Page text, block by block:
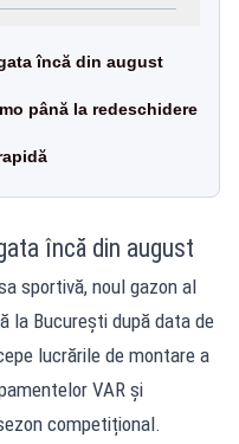
încă din august
până la redeschidere
încă din august
sportivă, noul gazon al
la București după data de
lucrările de montare a
VAR și
competițional.